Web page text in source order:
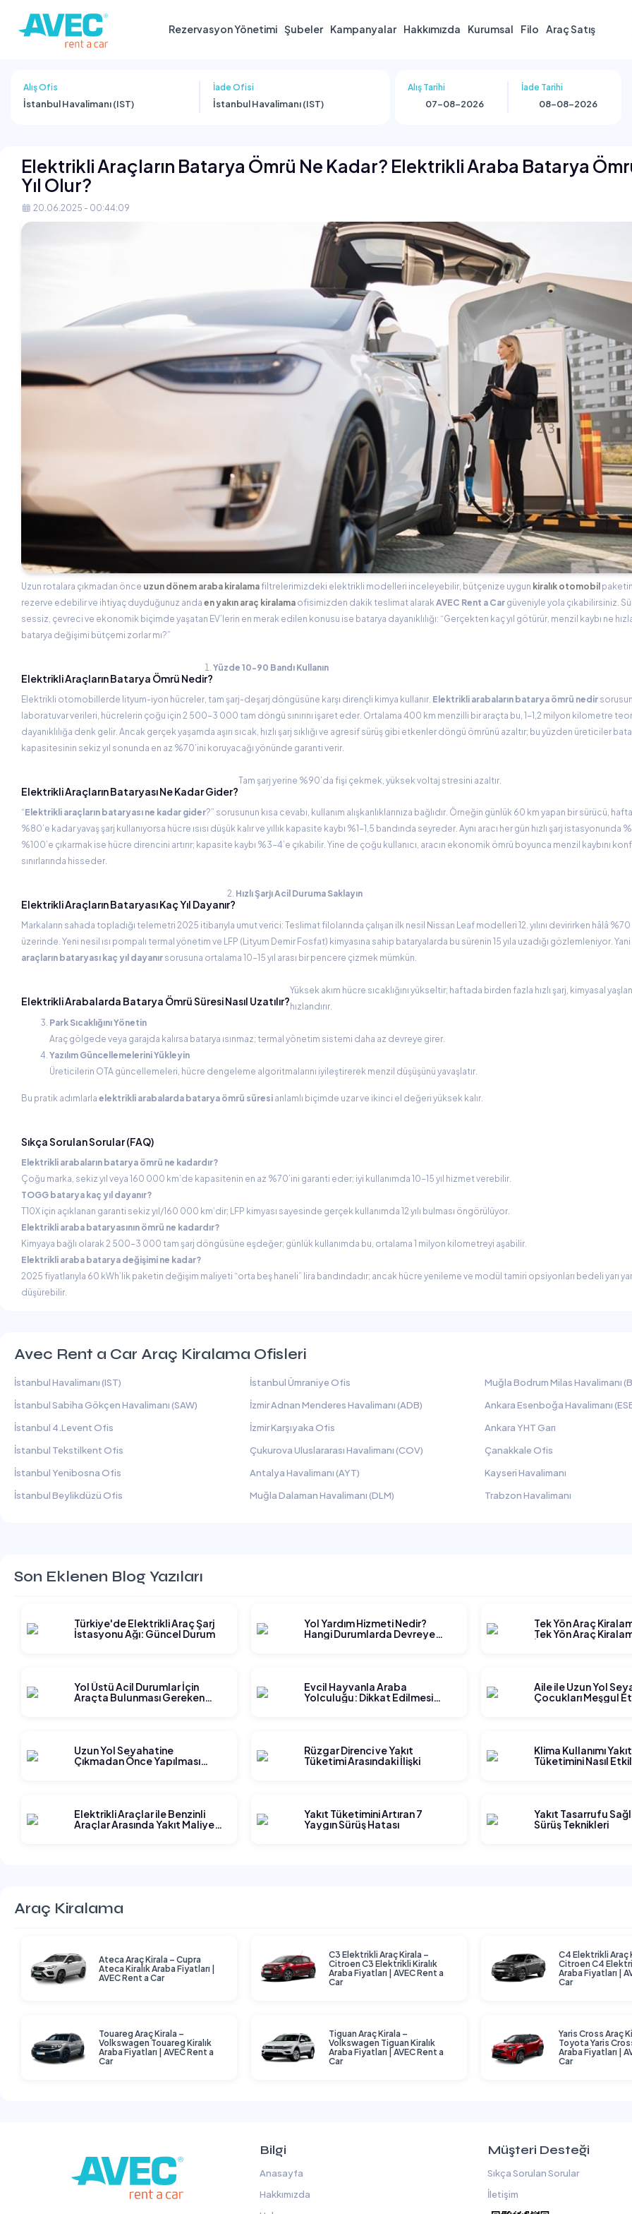
Rezervasyon Yönetimi Şubeler Kampanyalar Hakkımızda Kurumsal Filo Araç Satış
Alış Ofis
İstanbul Havalimanı (IST)
İade Ofisi
İstanbul Havalimanı (IST)
Alış Tarihi İade Tarihi
Elektrikli Araçların Batarya Ömrü Ne Kadar? Elektrikli Araba Batarya
Yıl Olur?
20.06.2025 - 00:44:09
Uzun rotalara çıkmadan önce uzun dönem araba kiralamafiltrelerimizdeki elektrikli modelleri inceleyebilir, bütçenize uygun kiralık otomobil
rezerve edebilir ve ihtiyaç duyduğunuz anda en yakın araç kiralama ofisimizden dakik teslimat alarakAVEC Rent a Car güveniyle yola çıkabilirsiniz.
sessiz, çevreci ve ekonomik biçimde yaşatan EV’lerin en merak edilen konusu ise batarya dayanıklılığı: “Gerçekten kaç yıl götürür, menzil kaybı ne
batarya değişimi bütçemi zorlar mı?”
Elektrikli Araçların Batarya Ömrü Nedir?
Elektrikli otomobillerde lityum-iyon hücreler, tam şarj-deşarj döngüsüne karşı dirençli kimya kullanır. Elektrikli arabaların batarya ömrü nedir
laboratuvar verileri, hücrelerin çoğu için 2 500-3 000 tam döngü sınırını işaret eder. Ortalama 400 km menzilli bir araçta bu, 1-1,2 milyon kilometre
dayanıklılığa denk gelir. Ancak gerçek yaşamda aşırı sıcak, hızlı şarj sıklığı ve agresif sürüş gibi etkenler döngü ömrünü azaltır; bu yüzden üreticiler
kapasitesinin sekiz yıl sonunda en az %70’ini koruyacağı yönünde garanti verir.
Elektrikli Araçların Bataryası Ne Kadar Gider?
“Elektrikli araçların bataryası ne kadar gider?” sorusunun kısa cevabı, kullanım alışkanlıklarınıza bağlıdır. Örneğin günlük 60 km yapan bir sürücü,
%80’e kadar yavaş şarj kullanıyorsa hücre ısısı düşük kalır ve yıllık kapasite kaybı %1-1,5 bandında seyreder. Aynı aracı her gün hızlı şarj istasyonunda
%100’e çıkarmak ise hücre direncini artırır; kapasite kaybı %3-4’e çıkabilir. Yine de çoğu kullanıcı, aracın ekonomik ömrü boyunca menzil kaybını
sınırlarında hisseder.
Elektrikli Araçların Bataryası Kaç Yıl Dayanır?
Markaların sahada topladığı telemetri 2025 itibarıyla umut verici: Teslimat filolarında çalışan ilk nesil Nissan Leaf modelleri 12. yılını devirirken hâlâ
üzerinde. Yeni nesil ısı pompalı termal yönetim ve LFP (Lityum Demir Fosfat) kimyasına sahip bataryalarda bu sürenin 15 yıla uzadığı gözlemleniyor. Yani
araçların bataryası kaç yıl dayanır sorusuna ortalama 10-15 yıl arası bir pencere çizmek mümkün.
Elektrikli Arabalarda Batarya Ömrü Süresi Nasıl Uzatılır?
Yüzde 10-90 Bandı Kullanın
Tam şarj yerine %90’da fişi çekmek, yüksek voltaj stresini azaltır.
Hızlı Şarjı Acil Duruma Saklayın
Yüksek akım hücre sıcaklığını yükseltir; haftada birden fazla hızlı şarj, kimyasal
hızlandırır.
Park Sıcaklığını Yönetin
Araç gölgede veya garajda kalırsa batarya ısınmaz; termal yönetim sistemi daha az devreye girer.
Yazılım Güncellemelerini Yükleyin
Üreticilerin OTA güncellemeleri, hücre dengeleme algoritmalarını iyileştirerek menzil düşüşünü yavaşlatır.
Bu pratik adımlarla elektrikli arabalarda batarya ömrü süresi anlamlı biçimde uzar ve ikinci el değeri yüksek kalır.
Sıkça Sorulan Sorular (FAQ)
Elektrikli arabaların batarya ömrü ne kadardır?
Çoğu marka, sekiz yıl veya 160 000 km’de kapasitenin en az %70’ini garanti eder; iyi kullanımda 10-15 yıl hizmet verebilir.
TOGG batarya kaç yıl dayanır?
T10X için açıklanan garanti sekiz yıl/160 000 km’dir; LFP kimyası sayesinde gerçek kullanımda 12 yılı bulması öngörülüyor.
Elektrikli araba bataryasının ömrü ne kadardır?
Kimyaya bağlı olarak 2 500-3 000 tam şarj döngüsüne eşdeğer; günlük kullanımda bu, ortalama 1 milyon kilometreyi aşabilir.
Elektrikli araba batarya değişimi ne kadar?
2025 fiyatlarıyla 60 kWh’lik paketin değişim maliyeti “orta beş haneli” lira bandındadır; ancak hücre yenileme ve modül tamiri opsiyonları bedeli yarı
düşürebilir.
Avec Rent a Car Araç Kiralama Ofisleri
İstanbul Havalimanı (IST)
İstanbul Sabiha Gökçen Havalimanı (SAW)
İstanbul 4.Levent Ofis
İstanbul Tekstilkent Ofis
İstanbul Yenibosna Ofis
İstanbul Beylikdüzü Ofis
İstanbul Ümraniye Ofis
İzmir Adnan Menderes Havalimanı (ADB)
İzmir Karşıyaka Ofis
Çukurova Uluslararası Havalimanı (COV)
Antalya Havalimanı (AYT)
Muğla Dalaman Havalimanı (DLM)
Muğla Bodrum Milas Havalimanı
Ankara Esenboğa Havalimanı
Ankara YHT Garı
Çanakkale Ofis
Kayseri Havalimanı
Trabzon Havalimanı
Son Eklenen Blog Yazıları
Türkiye'de Elektrikli Araç Şarj
İstasyonu Ağı: Güncel Durum
Yol Yardım Hizmeti Nedir?
Hangi Durumlarda Devreye
Tek Yön Araç
Tek Yön Araç
Yol Üstü Acil Durumlar İçin
Araçta Bulunması Gereken
Evcil Hayvanla Araba
Yolculuğu: Dikkat Edilmesi
Aile ile Uzun Yol
Çocukları Meşgul
Uzun Yol Seyahatine
Çıkmadan Önce Yapılması
Rüzgar Direnci ve Yakıt
Tüketimi Arasındaki İlişki
Klima Kullanımı Yakıt
Tüketimini Nasıl
Elektrikli Araçlar ile Benzinli
Araçlar Arasında Yakıt Maliyeti
Yakıt Tüketimini Artıran 7
Yaygın Sürüş Hatası
Yakıt Tasarrufu
Sürüş Teknikleri
Araç Kiralama
Ateca Araç Kirala – Cupra
Ateca Kiralık Araba Fiyatları |
AVEC Rent a Car
C3 Elektrikli Araç Kirala –
Citroen C3 Elektrikli Kiralık
Araba Fiyatları | AVEC Rent a
Car
C4 Elektrikli Araç
Citroen C4
Araba Fiyatları |
Car
Touareg Araç Kirala –
Volkswagen Touareg Kiralık
Araba Fiyatları | AVEC Rent a
Car
Tiguan Araç Kirala –
Volkswagen Tiguan Kiralık
Araba Fiyatları | AVEC Rent a
Car
Yaris Cross Araç
Toyota Yaris
Araba Fiyatları |
Car
Bilgi
Anasayfa
Hakkımızda
Müşteri Desteği
Sıkça Sorulan Sorular
İletişim